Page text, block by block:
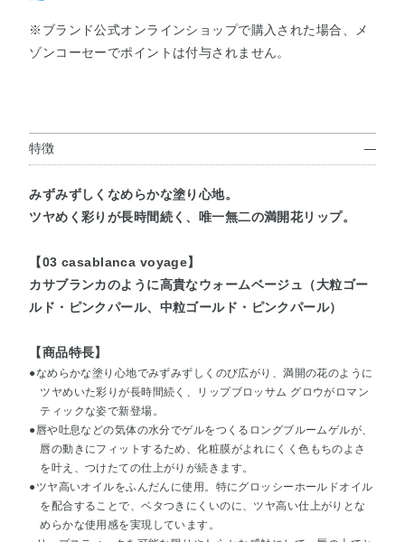
※ブランド公式オンラインショップで購入された場合、メ
ゾンコーセーでポイントは付与されません。
特徴
みずみずしくなめらかな塗り心地。
ツヤめく彩りが長時間続く、唯一無二の満開花リップ。
【03 casablanca voyage】
カサブランカのように高貴なウォームベージュ（大粒ゴー
ルド・ピンクパール、中粒ゴールド・ピンクパール）
【商品特長】
●なめらかな塗り心地でみずみずしくのび広がり、満開の花のように
ツヤめいた彩りが長時間続く、リップブロッサム グロウがロマン
ティックな姿で新登場。
●唇や吐息などの気体の水分でゲルをつくるロングブルームゲルが、
唇の動きにフィットするため、化粧膜がよれにくく色もちのよさ
を叶え、つけたての仕上がりが続きます。
●ツヤ高いオイルをふんだんに使用。特にグロッシーホールドオイル
を配合することで、ベタつきにくいのに、ツヤ高い仕上がりとな
めらかな使用感を実現しています。